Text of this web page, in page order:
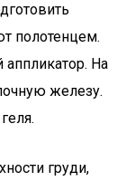
полотенцем.
На
железу.
груди,